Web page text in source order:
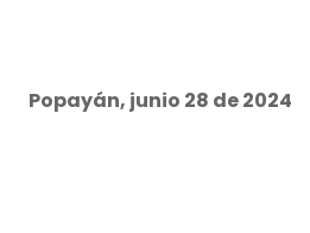
Popayán, junio 28 de 2024